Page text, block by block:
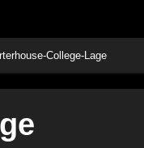
College-Lage